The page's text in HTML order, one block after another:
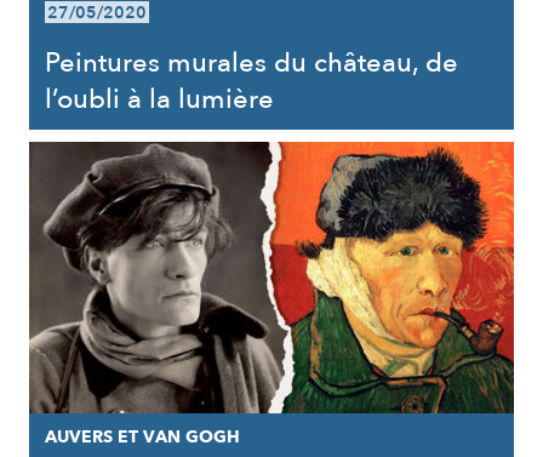
27/05/2020
Peintures murales du château, de
l’oubli à la lumière
AUVERS ET VAN GOGH